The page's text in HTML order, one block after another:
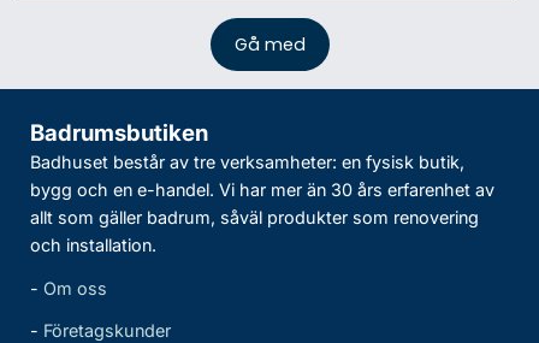
Badrumsbutiken
Badhuset består av tre verksamheter: en fysisk butik,
bygg och en e-handel. Vi har mer än 30 års erfarenhet av
allt som gäller badrum, såväl produkter som renovering
och installation.
- Om oss
- Företagskunder